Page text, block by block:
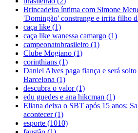
Brincadeira íntima com Simone
'Domingão' constrange e irrita filho
caça like (1)
caça like wanessa camargo (1)
campeonatobrasileiro (1)
Clube Mogiano (1)
corinthians (1)
Daniel Alves paga fiança e será solto
Barcelona (1)
descubra o valor(1)
edu guedes e ana hikcman (1)
Eliana deixa o SBT após 15 anos;
acontecer(1)
esporte (1010)